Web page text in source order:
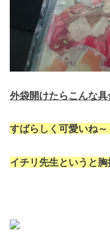
外袋開けたらこんな具
すばらしく可愛いね～
イチリ先生というと